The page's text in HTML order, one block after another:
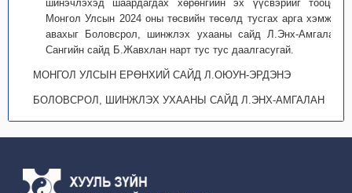
шинэчлэхэд шаардагдах хөрөнгийн эх үүсвэрийг тооцож
Монгол Улсын 2024 оны төсвийн төсөлд тусгах арга хэмжээ
авахыг Боловсрол, шинжлэх ухааны сайд Л.Энх-Амгалан,
Сангийн сайд Б.Жавхлан нарт тус тус даалгасугай.
МОНГОЛ УЛСЫН ЕРӨНХИЙ САЙД Л.ОЮУН-ЭРДЭНЭ
БОЛОВСРОЛ, ШИНЖЛЭХ УХААНЫ САЙД Л.ЭНХ-АМГАЛАН